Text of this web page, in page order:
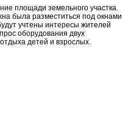
площади земельного участка.
была разместиться под окнами
учтены интересы жителей
оборудования двух
детей и взрослых.